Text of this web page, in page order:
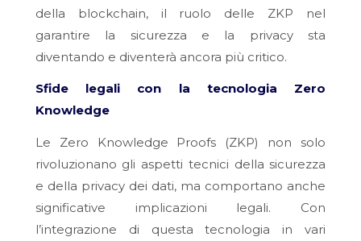
della blockchain, il ruolo delle ZKP nel
garantire la sicurezza e la privacy sta
diventando e diventerà ancora più critico.
Sfide legali con la tecnologia Zero
Knowledge
Le Zero Knowledge Proofs (ZKP) non solo
rivoluzionano gli aspetti tecnici della sicurezza
e della privacy dei dati, ma comportano anche
significative implicazioni legali. Con
l’integrazione di questa tecnologia in vari